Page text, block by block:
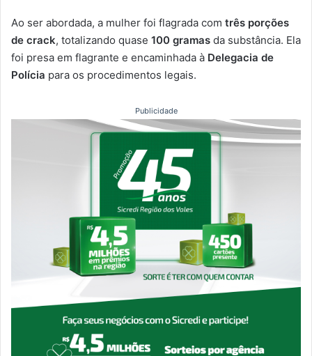
Ao ser abordada, a mulher foi flagrada com três porções
de crack, totalizando quase 100 gramas da substância. Ela
foi presa em flagrante e encaminhada à Delegacia de
Polícia para os procedimentos legais.
Publicidade